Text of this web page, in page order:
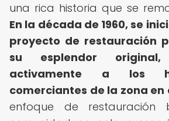
una rica historia que se
En la década de 1960, se
proyecto de restauración
su esplendor original,
activamente a los
comerciantes de la zona en
enfoque de